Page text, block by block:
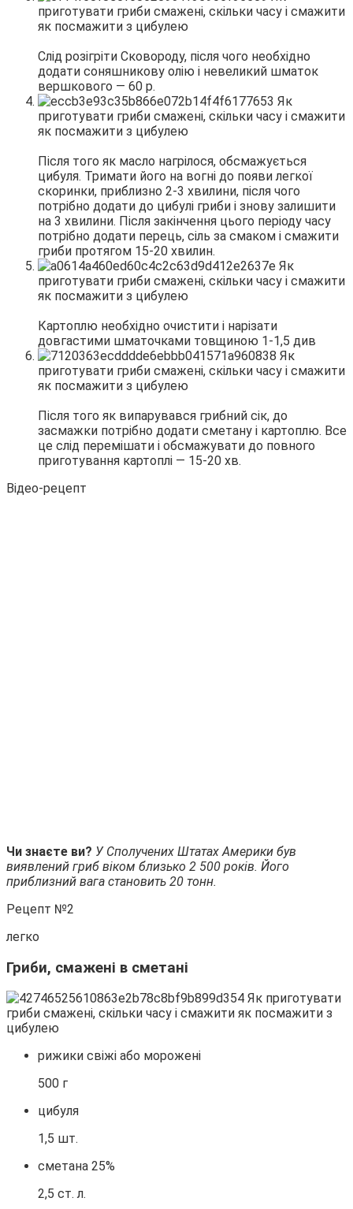
Слід розігріти Сковороду, після чого необхідно
додати соняшникову олію і невеликий шматок
вершкового — 60 р.
Після того як масло нагрілося, обсмажується
цибуля. Тримати його на вогні до появи легкої
скоринки, приблизно 2-3 хвилини, після чого
потрібно додати до цибулі гриби і знову залишити
на 3 хвилини. Після закінчення цього періоду часу
потрібно додати перець, сіль за смаком і смажити
гриби протягом 15-20 хвилин.
Картоплю необхідно очистити і нарізати
довгастими шматочками товщиною 1-1,5 див
Після того як випарувався грибний сік, до
засмажки потрібно додати сметану і картоплю. Все
це слід перемішати і обсмажувати до повного
приготування картоплі — 15-20 хв.
Відео-рецепт
Чи знаєте ви? У Сполучених Штатах Америки був
виявлений гриб віком близько 2 500 років. Його
приблизний вага становить 20 тонн.
Рецепт №2
легко
Гриби, смажені в сметані
рижики свіжі або морожені
500 г
цибуля
1,5 шт.
сметана 25%
2,5 ст. л.